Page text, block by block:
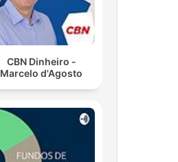
CBN Dinheiro -
Marcelo d'Agosto